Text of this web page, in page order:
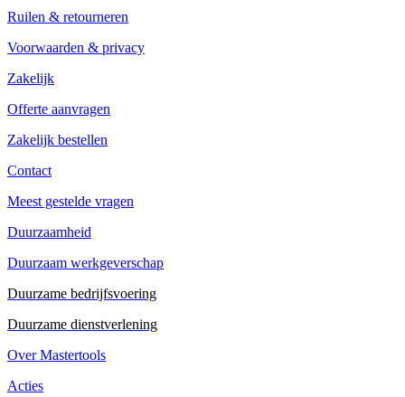
Ruilen & retourneren
Voorwaarden & privacy
Zakelijk
Offerte aanvragen
Zakelijk bestellen
Contact
Meest gestelde vragen
Duurzaamheid
Duurzaam werkgeverschap
Duurzame bedrijfsvoering
Duurzame dienstverlening
Over Mastertools
Acties